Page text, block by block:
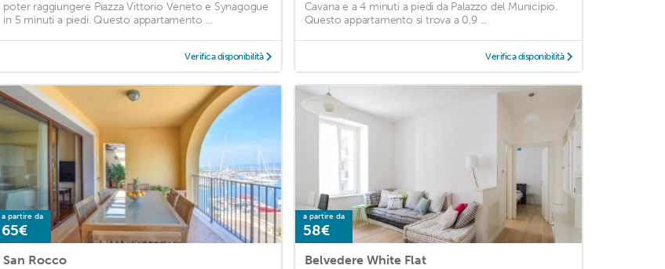
poter raggiungere Piazza Vittorio Veneto e Synagogue
in 5 minuti a piedi. Questo appartamento ...
Verifica disponibilità
Cavana e a 4 minuti a piedi da Palazzo del Municipio.
Questo appartamento si trova a 0,9 ...
Verifica disponibilità
a partire da
65€
San Rocco
a partire da
58€
Belvedere White Flat